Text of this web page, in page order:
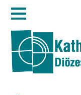
Zum
Inhalt